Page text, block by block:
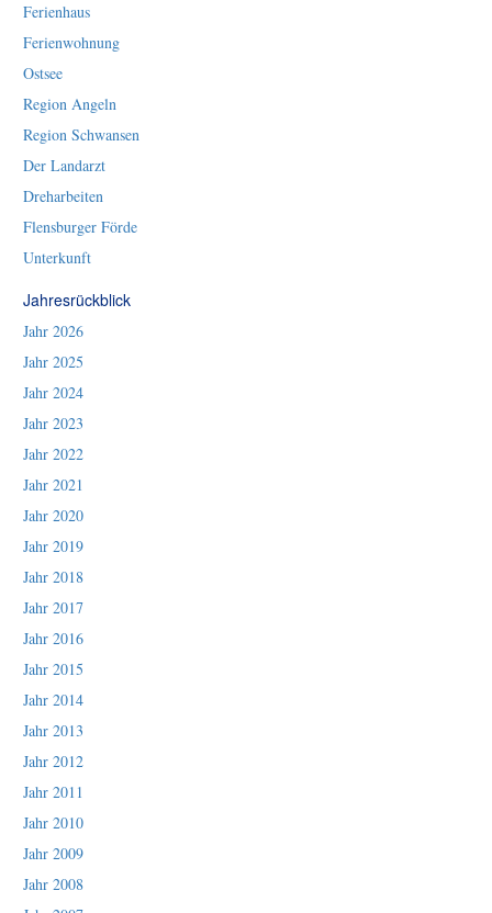
Ferienhaus
Ferienwohnung
Ostsee
Region Angeln
Region Schwansen
Der Landarzt
Dreharbeiten
Flensburger Förde
Unterkunft
Jahresrückblick
Jahr 2026
Jahr 2025
Jahr 2024
Jahr 2023
Jahr 2022
Jahr 2021
Jahr 2020
Jahr 2019
Jahr 2018
Jahr 2017
Jahr 2016
Jahr 2015
Jahr 2014
Jahr 2013
Jahr 2012
Jahr 2011
Jahr 2010
Jahr 2009
Jahr 2008